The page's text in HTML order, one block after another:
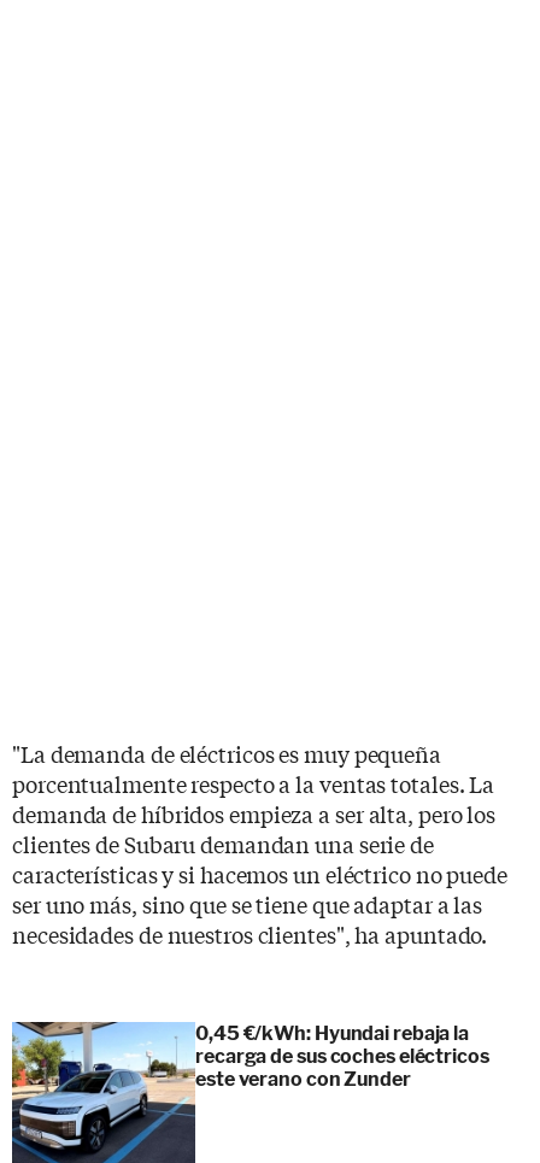
"La demanda de eléctricos es muy pequeña
porcentualmente respecto a la ventas totales. La
demanda de híbridos empieza a ser alta, pero los
clientes de Subaru demandan una serie de
características y si hacemos un eléctrico no puede
ser uno más, sino que se tiene que adaptar a las
necesidades de nuestros clientes", ha apuntado.
0,45 €/kWh: Hyundai rebaja la
recarga de sus coches eléctricos
este verano con Zunder